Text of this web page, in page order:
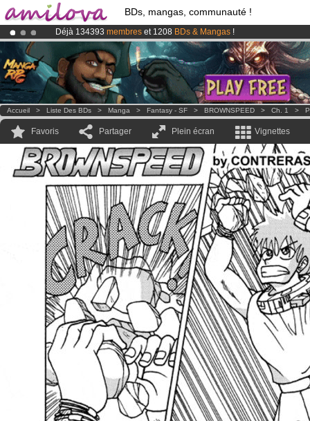
BDs, mangas, communauté !
Déjà 134393 membres et 1208 BDs & Mangas !
Abonnement premium: à partir de3.95 eurospar mois !Clique ici
LeKickstarter Amilova est désormais lancé
Accueil > Liste Des BDs > Manga > Fantasy - SF > BROWNSPEED > Ch. 1 >
Favoris Partager Plein écran Vignettes